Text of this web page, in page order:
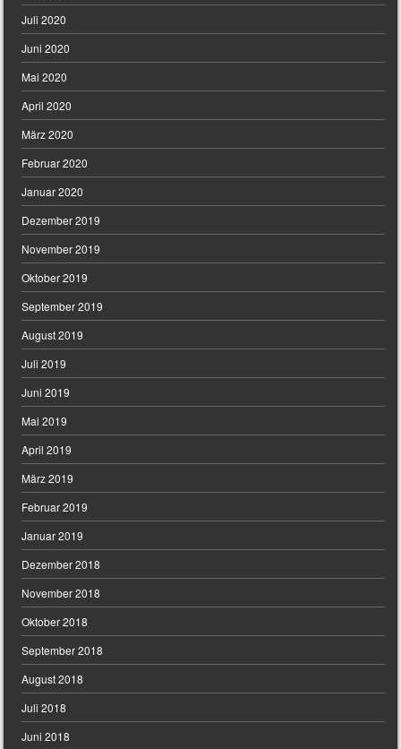
Juli 2020
Juni 2020
Mai 2020
April 2020
März 2020
Februar 2020
Januar 2020
Dezember 2019
November 2019
Oktober 2019
September 2019
August 2019
Juli 2019
Juni 2019
Mai 2019
April 2019
März 2019
Februar 2019
Januar 2019
Dezember 2018
November 2018
Oktober 2018
September 2018
August 2018
Juli 2018
Juni 2018